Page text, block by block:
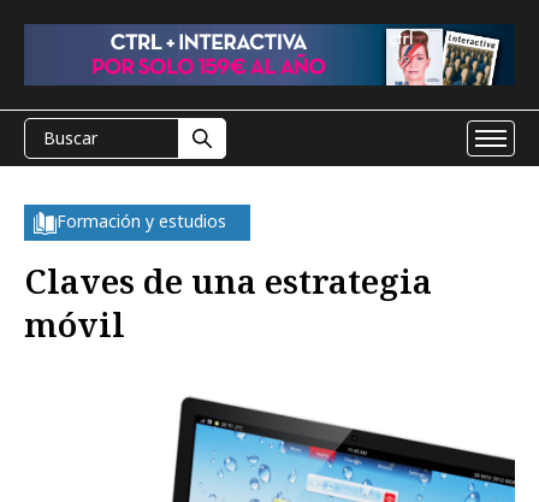
Formación y estudios
Claves de una estrategia
móvil